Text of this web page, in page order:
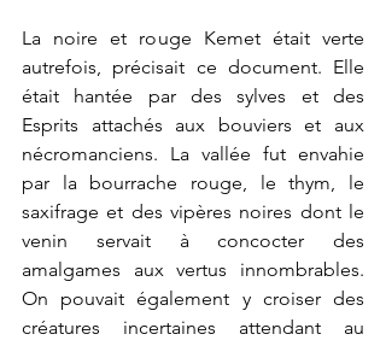
La noire et rouge Kemet était verte
autrefois, précisait ce document. Elle
était hantée par des sylves et des
Esprits attachés aux bouviers et aux
nécromanciens. La vallée fut envahie
par la bourrache rouge, le thym, le
saxifrage et des vipères noires dont le
venin servait à concocter des
amalgames aux vertus innombrables.
On pouvait également y croiser des
créatures incertaines attendant au